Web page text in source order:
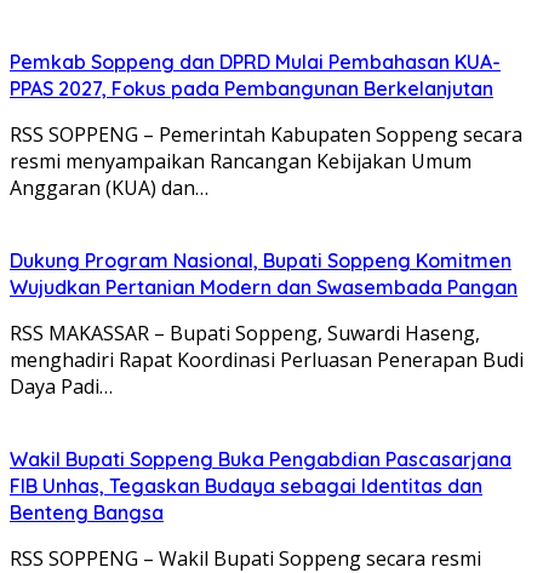
Pemkab Soppeng dan DPRD Mulai Pembahasan KUA-
PPAS 2027, Fokus pada Pembangunan Berkelanjutan
RSS SOPPENG – Pemerintah Kabupaten Soppeng secara
resmi menyampaikan Rancangan Kebijakan Umum
Anggaran (KUA) dan…
Dukung Program Nasional, Bupati Soppeng Komitmen
Wujudkan Pertanian Modern dan Swasembada Pangan
RSS MAKASSAR – Bupati Soppeng, Suwardi Haseng,
menghadiri Rapat Koordinasi Perluasan Penerapan Budi
Daya Padi…
Wakil Bupati Soppeng Buka Pengabdian Pascasarjana
FIB Unhas, Tegaskan Budaya sebagai Identitas dan
Benteng Bangsa
RSS SOPPENG – Wakil Bupati Soppeng secara resmi